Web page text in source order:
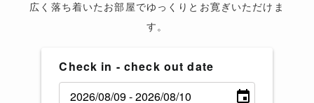
広く落ち着いたお部屋でゆっくりとお寛ぎいただけま
す。
Check in - check out date